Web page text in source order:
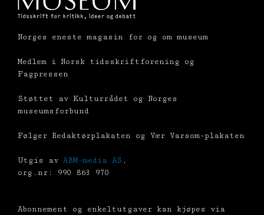
Norges eneste magasin for og om museum
Medlem i Norsk tidsskriftforening og
Fagpressen
Støttet av Kulturrådet og Norges
museumsforbund
Følger Redaktørplakaten og Vær Varsom-plakaten
Utgis av ABM-media AS ,
org.nr: 990 863 970
Abonnement og enkeltutgaver kan kjøpes via